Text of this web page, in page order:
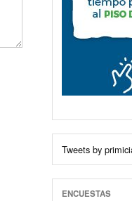
Tweets by
ENCUESTAS